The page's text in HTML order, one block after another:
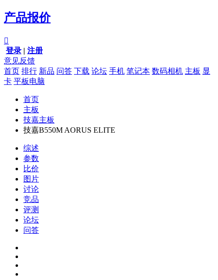
产品报价

登录 | 注册
意见反馈
首页 排行 新品 问答 下载 论坛 手机 笔记本 数码相机 主板 显
卡 平板电脑
首页
主板
技嘉主板
技嘉B550M AORUS ELITE
综述
参数
比价
图片
讨论
竞品
评测
论坛
问答